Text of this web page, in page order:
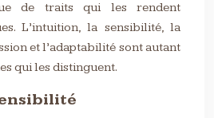
de traits qui les rendent
L’intuition, la sensibilité, la
et l’adaptabilité sont autant
qui les distinguent.